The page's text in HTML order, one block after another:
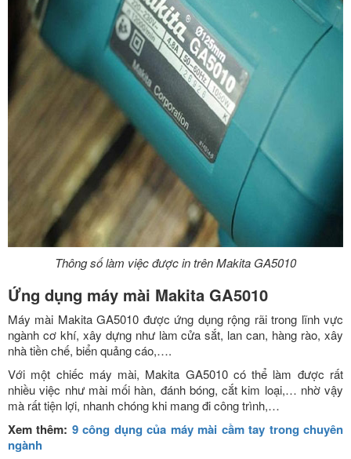
Thông số làm việc được in trên Makita GA5010
Ứng dụng máy mài Makita GA5010
Máy mài Makita GA5010 được ứng dụng rộng rãi trong lĩnh vực
ngành cơ khí, xây dựng như làm cửa sắt, lan can, hàng rào, xây
nhà tiền chế, biển quảng cáo,….
Với một chiếc máy mài, Makita GA5010 có thể làm được rất
nhiều việc như mài mối hàn, đánh bóng, cắt kim loại,… nhờ vậy
mà rất tiện lợi, nhanh chóng khi mang đi công trình,…
Xem thêm: 9 công dụng của máy mài cầm tay trong chuyên
ngành